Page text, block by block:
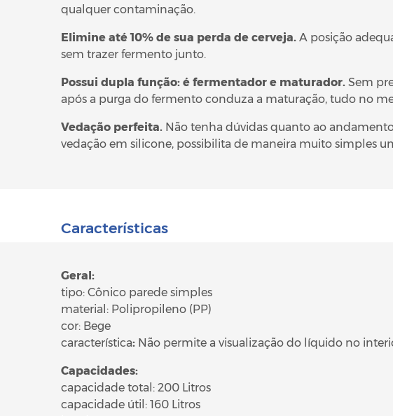
qualquer contaminação.
Elimine até 10% de sua perda de cerveja. A posição
sem trazer fermento junto.
Possui dupla função: é fermentador e maturador. Sem
após a purga do fermento conduza a maturação, tudo no
Vedação perfeita. Não tenha dúvidas quanto ao
vedação em silicone, possibilita de maneira muito simples
Características
Geral:
tipo: Cônico parede simples
material: Polipropileno (PP)
cor: Bege
característica: Não permite a visualização do líquido no
Capacidades:
capacidade total: 200 Litros
capacidade útil: 160 Litros